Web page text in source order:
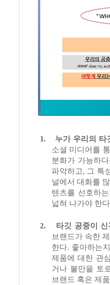
1. 누가 우리의 타
소셜 미디어를
분화가 가능하
파악하고, 그 특
널에서 대화를
텐츠를 선호하
넓혀 나가야 한다
2. 타깃 공중이
브랜드가 속한
한다. 좋아하는지
제품에 대한 관
거나 불만을 토
브랜드 혹은 제